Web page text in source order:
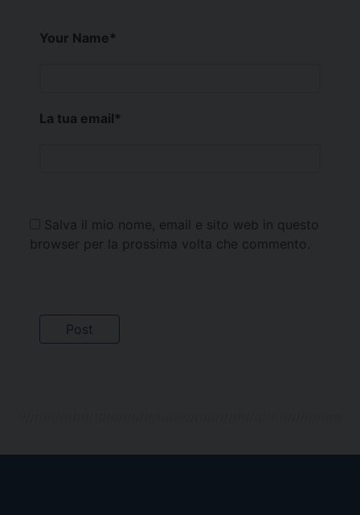
Your Name*
La tua email*
Salva il mio nome, email e sito web in questo
browser per la prossima volta che commento.